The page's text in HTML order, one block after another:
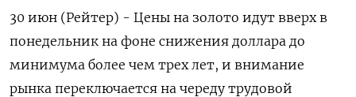
30 июн (Рейтер) - Цены на золото идут вверх в
понедельник на фоне снижения доллара до
минимума более чем трех лет, и внимание
рынка переключается на череду трудовой